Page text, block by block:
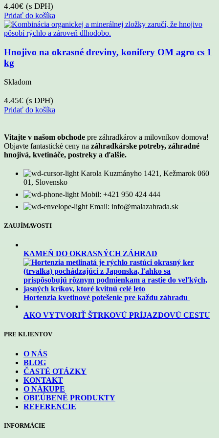
4.40€ (s DPH)
Pridať do košíka
Hnojivo na okrasné dreviny, konifery OM agro cs 1
kg
Skladom
4.45€ (s DPH)
Pridať do košíka
Vitajte v našom obchode pre záhradkárov a milovníkov domova!
Objavte fantastické ceny na záhradkárske potreby, záhradné
hnojivá, kvetináče, postreky a ďalšie.
Karola Kuzmányho 1421, Kežmarok 060
01, Slovensko
Mobil: +421 950 424 444
Email: info@malazahrada.sk
ZAUJÍMAVOSTI
KAMEŇ DO OKRASNÝCH ZÁHRAD
Hortenzia kvetinové potešenie pre každu záhradu
AKO VYTVORIŤ ŠTRKOVÚ PRÍJAZDOVÚ CESTU
PRE KLIENTOV
O NÁS
BLOG
ČASTÉ OTÁZKY
KONTAKT
O NÁKUPE
OBĽÚBENÉ PRODUKTY
REFERENCIE
INFORMÁCIE